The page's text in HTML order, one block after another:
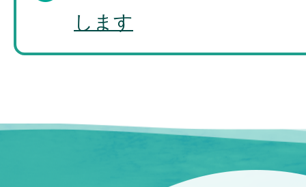
します